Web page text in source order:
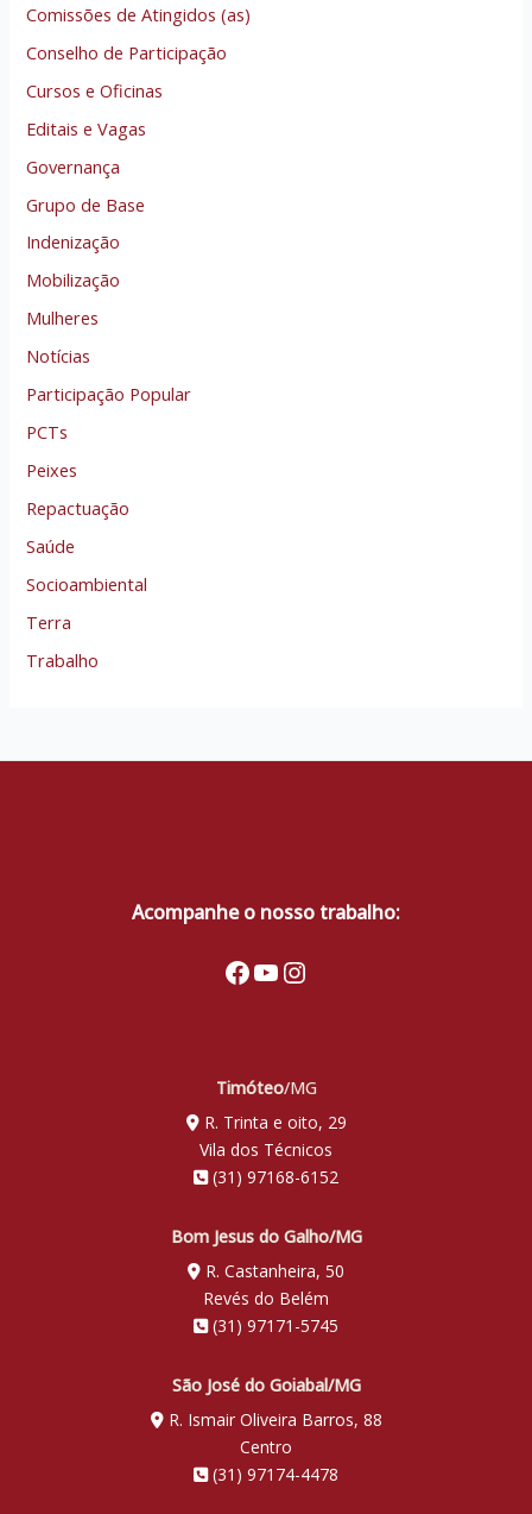
Comissões de Atingidos (as)
Conselho de Participação
Cursos e Oficinas
Editais e Vagas
Governança
Grupo de Base
Indenização
Mobilização
Mulheres
Notícias
Participação Popular
PCTs
Peixes
Repactuação
Saúde
Socioambiental
Terra
Trabalho
Acompanhe o nosso trabalho:
Facebook
Youtube
Instagram
Timóteo/MG
R. Trinta e oito, 29
Vila dos Técnicos
(31) 97168-6152
Bom Jesus do Galho/MG
R. Castanheira, 50
Revés do Belém
(31) 97171-5745
São José do Goiabal/MG
R. Ismair Oliveira Barros, 88
Centro
(31) 97174-4478